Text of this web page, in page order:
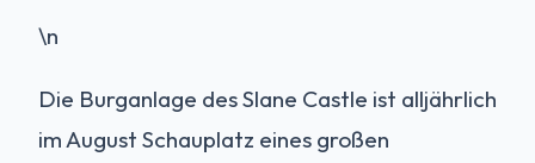
\n
Die Burganlage des Slane Castle ist alljährlich
im August Schauplatz eines großen